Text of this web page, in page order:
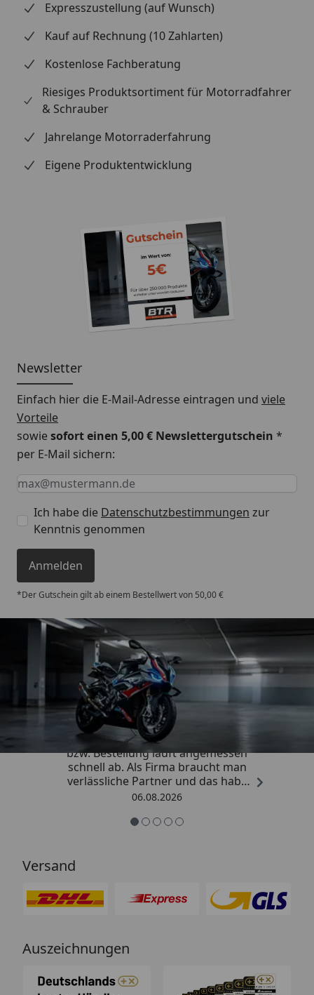
Expresszustellung (auf Wunsch)
Kauf auf Rechnung (10 Zahlarten)
Kostenlose Fachberatung
Riesiges Produktsortiment für Motorradfahrer
& Schrauber
Jahrelange Motorraderfahrung
Eigene Produktentwicklung
Newsletter
Einfach hier die E-Mail-Adresse eintragen und viele
Vorteile
sowiesofort einen 5,00 € Newslettergutschein *
per E-Mail sichern:
Keine Eingabe erforderlich
Eingabe erforderlich
E-Mail *
Ich habe die Datenschutzbestimmungen zur
Kenntnis genommen
Anmelden
*Der Gutschein gilt ab einem Bestellwert von 50,00 €
Trusted Shops
4,85/ 5
„Die Abwicklung eines Auftrages
bzw. Bestellung läuft angemessen
schnell ab. Als Firma braucht man
verlässliche Partner und das habe
ich hier gefunden.“
06.08.2026
Versand
Auszeichnungen